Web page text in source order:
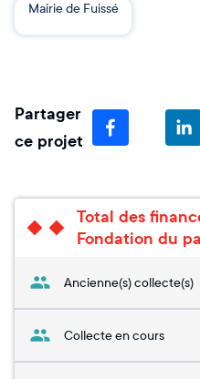
Mairie de Fuissé
Partager
ce projet
Total des
Fondation du
Ancienne(s) collecte(s)
Collecte en cours